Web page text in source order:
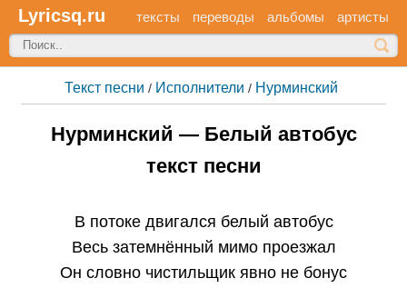
Lyricsq.ru тексты переводы альбомы артисты
Текст песни / Исполнители / Нурминский
Нурминский — Белый автобус
текст песни
В потоке двигался белый автобус
Весь затемнённый мимо проезжал
Он словно чистильщик явно не бонус